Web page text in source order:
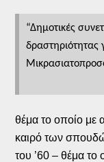
“Δημοτικές
δραστηριότητας
θέμα το οποίο με
καιρό των
του ’60 – θέμα το